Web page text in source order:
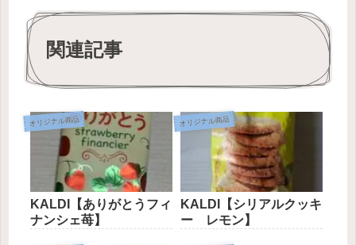
関連記事
オリジナル商品
KALDI【ありがとうフィ
ナンシェ苺】
オリジナル商品
KALDI【シリアルクッキ
ー レモン】